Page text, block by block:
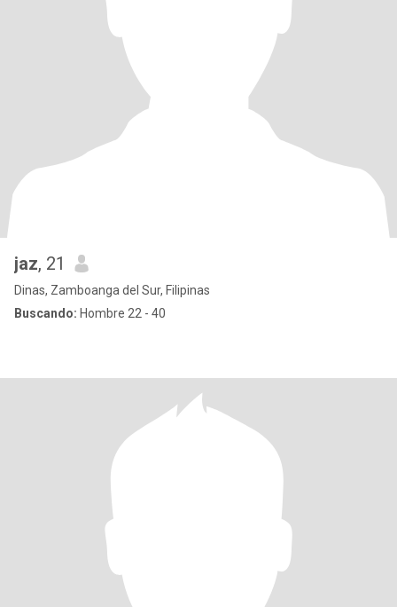
jaz, 21
Dinas, Zamboanga del Sur, Filipinas
Buscando: Hombre 22 - 40